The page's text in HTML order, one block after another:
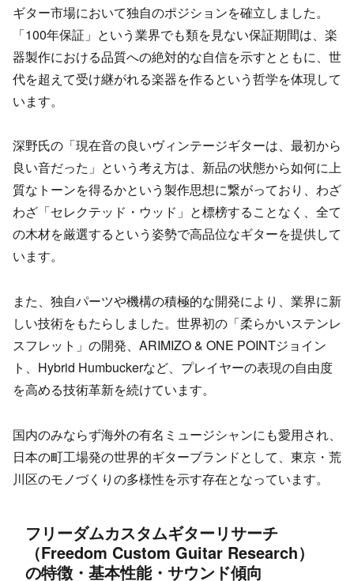
ギター市場において独自のポジションを確立しました。
「100年保証」という業界でも類を見ない保証期間は、楽
器製作における品質への絶対的な自信を示すとともに、世
代を超えて受け継がれる楽器を作るという哲学を体現して
います。
深野氏の「現在音の良いヴィンテージギターは、最初から
良い音だった」という考え方は、新品の状態から如何に上
質なトーンを得るかという製作思想に繋がっており、わざ
わざ「セレクテッド・ウッド」と標榜することなく、全て
の木材を厳選するという姿勢で高品位なギターを提供して
います。
また、独自パーツや機構の積極的な開発により、業界に新
しい技術をもたらしました。世界初の「柔らかいステンレ
スフレット」の開発、ARIMIZO & ONE POINTジョイン
ト、Hybrid Humbuckerなど、プレイヤーの表現の自由度
を高める技術革新を続けています。
国内のみならず海外の有名ミュージシャンにも愛用され、
日本の町工場発の世界的ギターブランドとして、東京・荒
川区のモノづくりの多様性を示す存在となっています。
フリーダムカスタムギターリサーチ
（Freedom Custom Guitar Research）
の特徴・基本性能・サウンド傾向